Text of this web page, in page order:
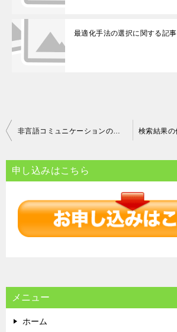
最適化手法の選択に関する記事
投
ナ
非言語コミュニケーションの重要性と効果的な方法
申し込みはこちら
メニュー
ホーム